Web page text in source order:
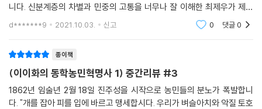
니다. 신분계층의 차별과 민중의 고통을 너무나 잘 이해한 최제우가 제시
한 기도문으로서의 주문은 다음입니다. "시천주조화정, 영세불망만사지"
d*******9 2021.10.03. 신고 0 댓글0
종이책
(이이화의 동학농민혁명사 1) 중간리뷰 #3
1862년 임술년 2월 18일 진주성을 시작으로 농민들의 분노가 폭발합니
다. "개를 잡아 피를 입에 바르고 맹세합시다. 우리가 벼슬아치와 악질 토호